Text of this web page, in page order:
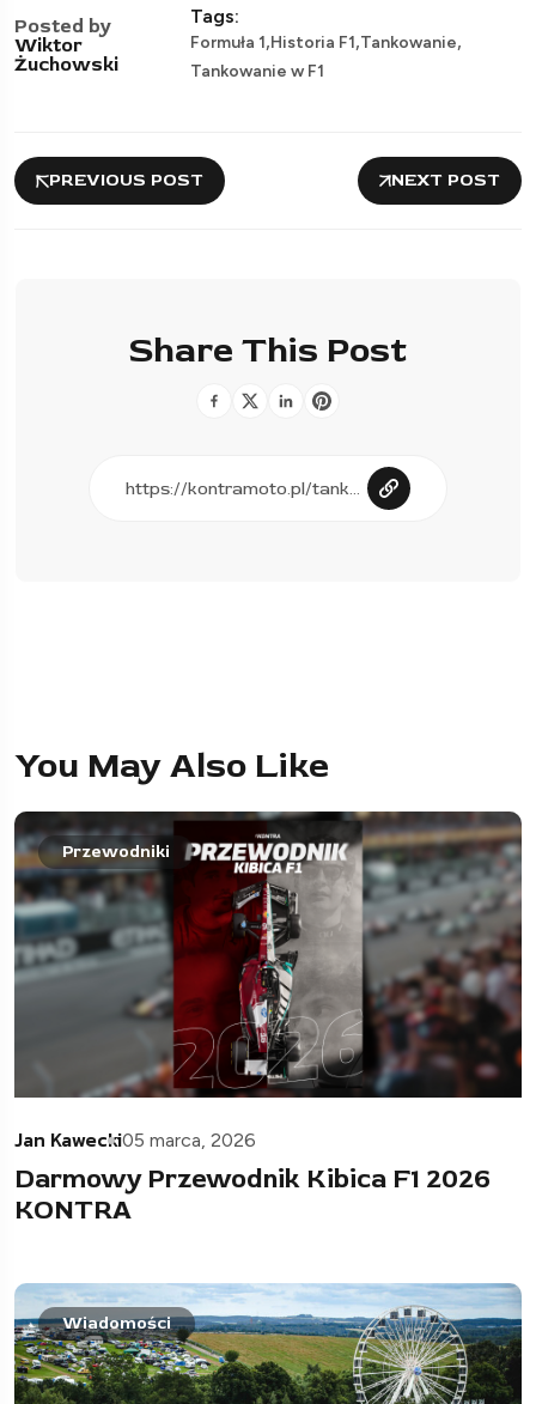
Posted by
Wiktor
Żuchowski
Tags:
Formuła 1,Historia F1,Tankowanie,
Tankowanie w F1
PREVIOUS POST NEXT POST
Share This Post
You May Also Like
Przewodniki
Jan Kawecki05 marca, 2026
Darmowy Przewodnik Kibica F1 2026
KONTRA
Wiadomości